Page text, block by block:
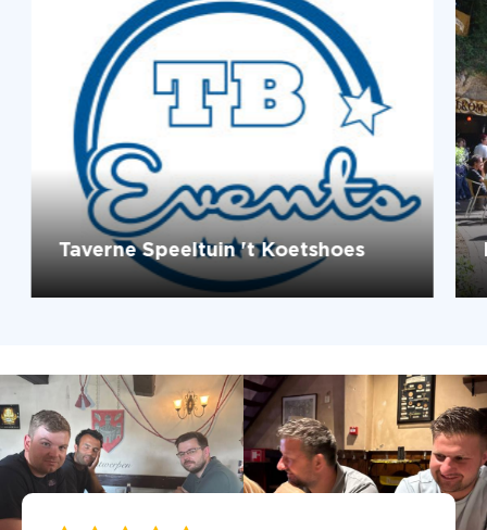
Taverne Speeltuin 't Koetshoes